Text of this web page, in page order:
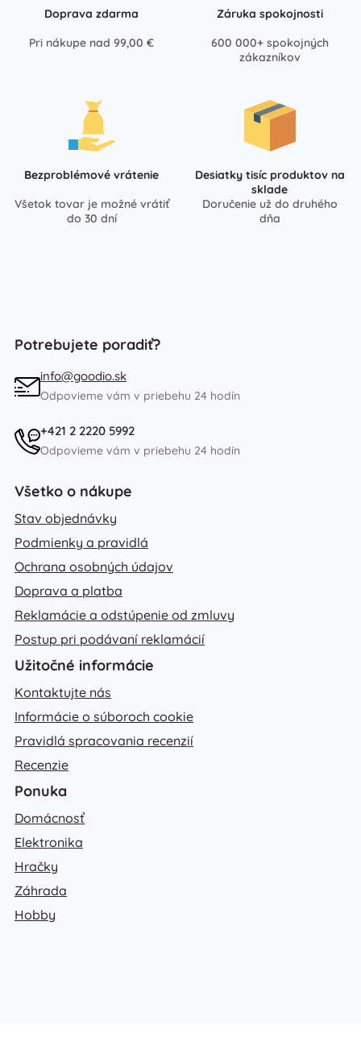
Doprava zdarma
Pri nákupe nad 99,00 €
Záruka spokojnosti
600 000+ spokojných
zákazníkov
Bezproblémové vrátenie
Všetok tovar je možné vrátiť
do 30 dní
Desiatky tisíc produktov na
sklade
Doručenie už do druhého
dňa
Potrebujete poradiť?
info@goodio.sk
Odpovieme vám v priebehu 24 hodín
+421 2 2220 5992
Odpovieme vám v priebehu 24 hodín
Všetko o nákupe
Stav objednávky
Podmienky a pravidlá
Ochrana osobných údajov
Doprava a platba
Reklamácie a odstúpenie od zmluvy
Postup pri podávaní reklamácií
Užitočné informácie
Kontaktujte nás
Informácie o súboroch cookie
Pravidlá spracovania recenzií
Recenzie
Ponuka
Domácnosť
Elektronika
Hračky
Záhrada
Hobby